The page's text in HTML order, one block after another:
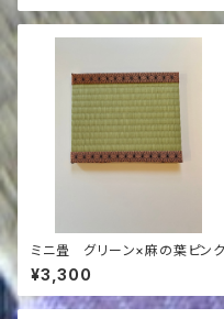
ミニ畳 グリーン×麻の葉ピンク
¥3,300